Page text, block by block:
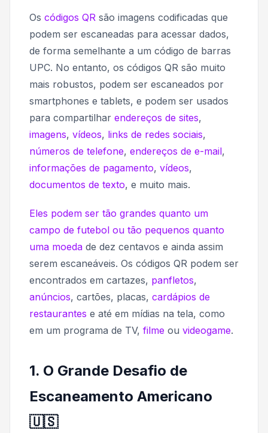
Os códigos QR são imagens codificadas que
podem ser escaneadas para acessar dados,
de forma semelhante a um código de barras
UPC. No entanto, os códigos QR são muito
mais robustos, podem ser escaneados por
smartphones e tablets, e podem ser usados
para compartilhar endereços de sites,
imagens, vídeos, links de redes sociais,
números de telefone, endereços de e-mail,
informações de pagamento, vídeos,
documentos de texto, e muito mais.
Eles podem ser tão grandes quanto um
campo de futebol ou tão pequenos quanto
uma moeda de dez centavos e ainda assim
serem escaneáveis. Os códigos QR podem ser
encontrados em cartazes, panfletos,
anúncios, cartões, placas, cardápios de
restaurantes e até em mídias na tela, como
em um programa de TV, filme ou videogame.
1. O Grande Desafio de
Escaneamento Americano
🇺🇸